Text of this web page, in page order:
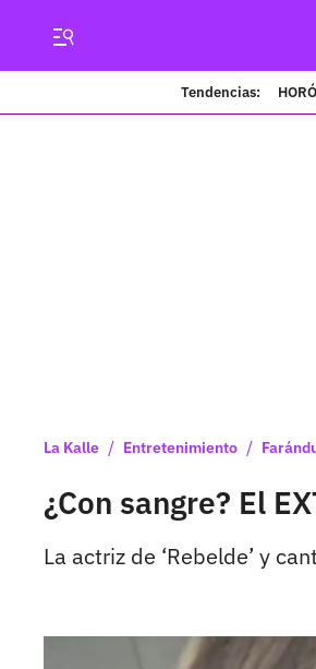
Tendencias:
La Kalle / Entretenimiento /
¿Con sangre? El
La actriz de ‘Rebelde’ y